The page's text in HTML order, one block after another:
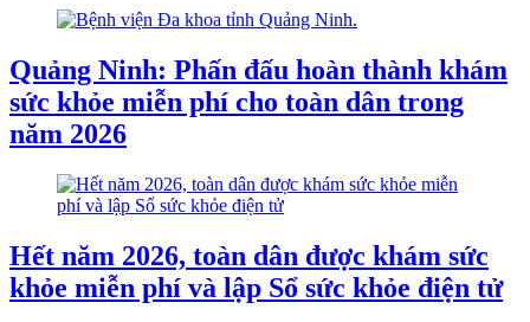
Quảng Ninh: Phấn đấu hoàn thành khám
sức khỏe miễn phí cho toàn dân trong
năm 2026
Hết năm 2026, toàn dân được khám sức
khỏe miễn phí và lập Sổ sức khỏe điện tử